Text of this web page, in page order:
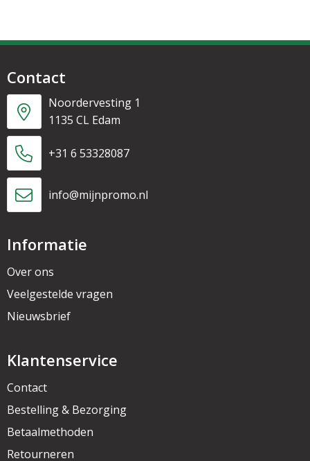
Contact
Noordervesting 1
1135 CL Edam
+31 6 53328087
info@mijnpromo.nl
Informatie
Over ons
Veelgestelde vragen
Nieuwsbrief
Klantenservice
Contact
Bestelling & Bezorging
Betaalmethoden
Retourneren